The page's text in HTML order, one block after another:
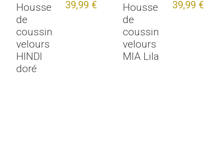
Housse
de
coussin
velours
HINDI
doré
39,99 €
Housse
de
coussin
velours
MIA Lila
39,99 €